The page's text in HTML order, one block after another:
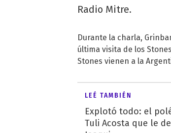
Radio Mitre.
Durante la charla,
última visita de los
Stones vienen a la
LEÉ TAMBIÉN
Explotó todo: el
Tuli Acosta que le